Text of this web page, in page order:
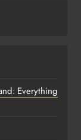
Everything